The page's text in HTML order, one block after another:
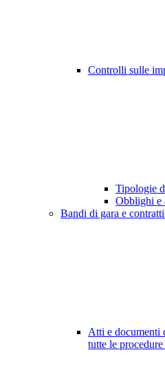
Controlli sulle
Tipologie
Obblighi e
Bandi di gara e contratti
Atti e documenti
tutte le procedure